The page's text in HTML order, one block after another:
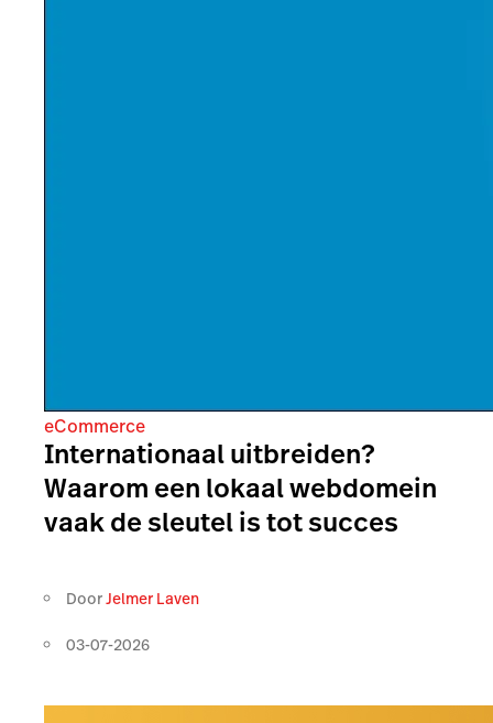
eCommerce
Internationaal uitbreiden?
Waarom een lokaal webdomein
vaak de sleutel is tot succes
DoorJelmer Laven
03-07-2026